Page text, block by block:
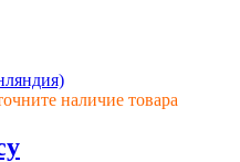
наличие товара